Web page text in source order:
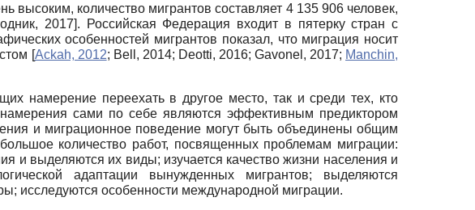
высоким, количество мигрантов составляет 4 135 906 человек,
2017]. Российская Федерация входит в пятерку стран с
особенностей мигрантов показал, что миграция носит
[Ackah, 2012; Bell, 2014; Deotti, 2016; Gavonel, 2017; Manchin,
намерение переехать в другое место, так и среди тех, кто
сами по себе являются эффективным предиктором
и миграционное поведение могут быть объединены общим
количество работ, посвященных проблемам миграции:
и выделяются их виды; изучается качество жизни населения и
адаптации вынужденных мигрантов; выделяются
исследуются особенности международной миграции.